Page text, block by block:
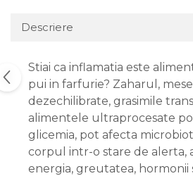
Descriere
Stiai ca inflamatia este
pui in farfurie? Zaharul,
dezechilibrate, grasimile
alimentele ultraprocesate
glicemia, pot afecta
corpul intr-o stare de alerta,
energia, greutatea, hormonii